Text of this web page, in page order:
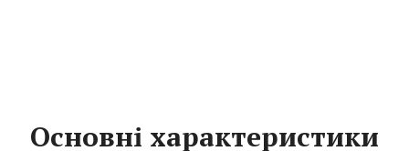
Основні характеристики